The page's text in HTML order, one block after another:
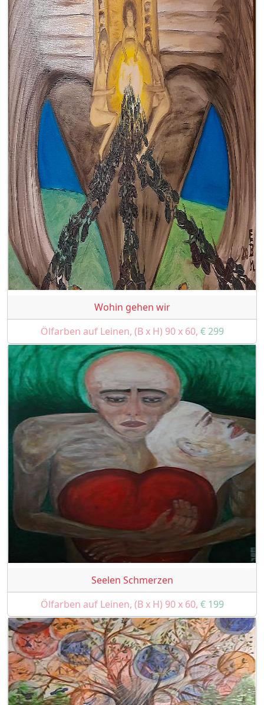
Wohin gehen wir
Ölfarben auf Leinen, (B x H) 90 x 60, € 299
Seelen Schmerzen
Ölfarben auf Leinen, (B x H) 90 x 60, € 199